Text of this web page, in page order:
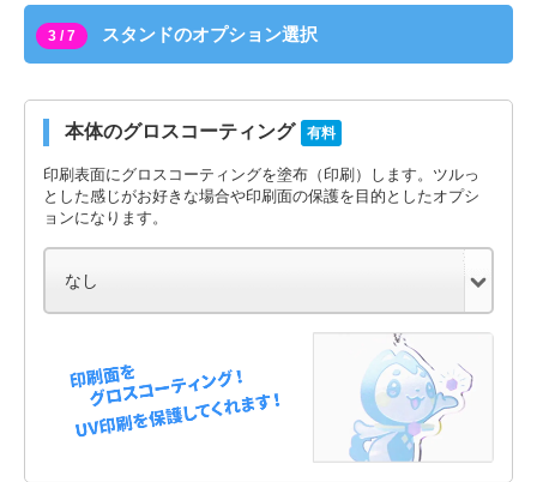
3 / 7 スタンドのオプション選択
本体のグロスコーティング 有料
印刷表面にグロスコーティングを塗布（印刷）します。ツルっ
とした感じがお好きな場合や印刷面の保護を目的としたオプシ
ョンになります。